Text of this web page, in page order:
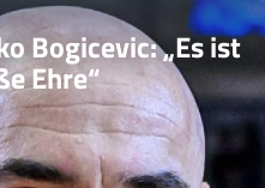
Bogicevic: „Es ist
Ehre“